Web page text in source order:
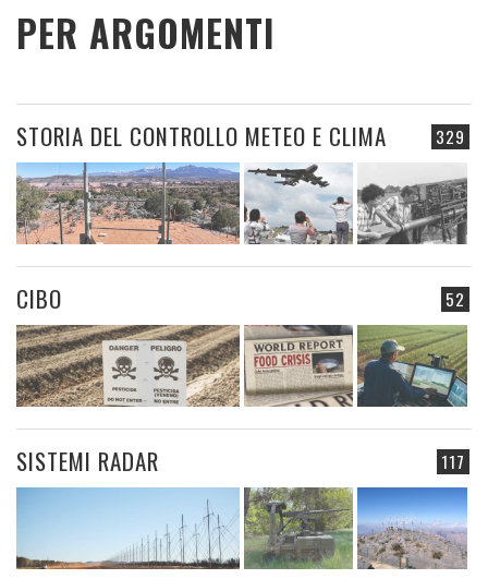
PER ARGOMENTI
329
STORIA DEL CONTROLLO METEO E CLIMA
52
CIBO
117
SISTEMI RADAR